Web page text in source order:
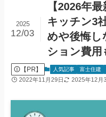
【2026年
キッチン3
めや後悔し
ション費用
2025
12/03
【PR】 人気記事 富士住建
2022年11月29日 2025年12月